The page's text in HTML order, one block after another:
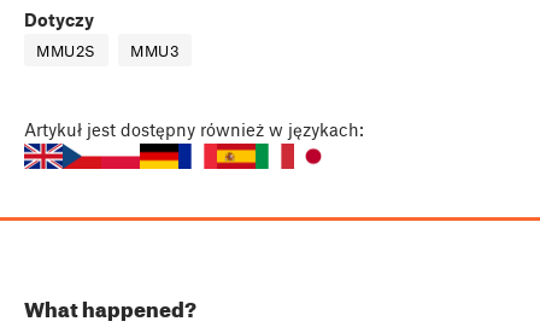
Dotyczy
MMU2S MMU3
Artykuł jest dostępny również w językach:
What happened?